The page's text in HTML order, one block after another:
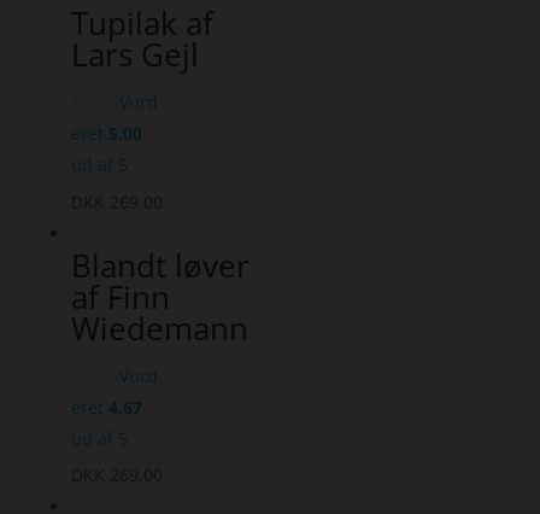
Tupilak af
Lars Gejl
Vurd
eret 5.00
ud af 5
Blandt løver
af Finn
Wiedemann
Vurd
eret 4.67
ud af 5